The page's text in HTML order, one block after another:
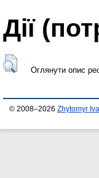
Дії
Оглянути опис
© 2008–2026 Zhytomyr